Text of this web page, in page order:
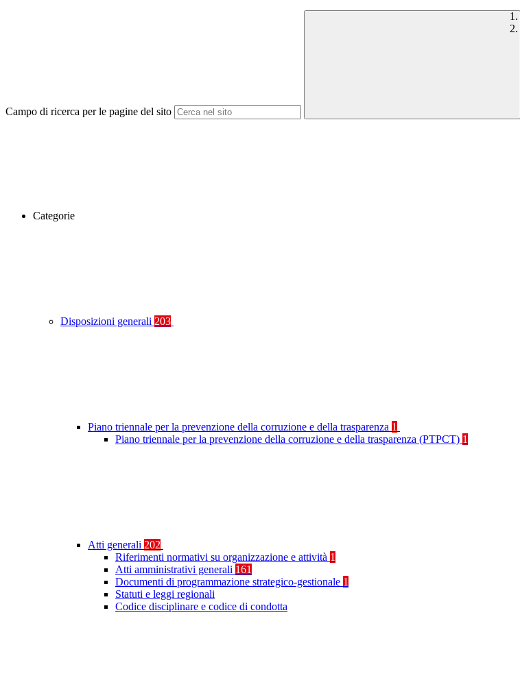
Campo di ricerca per le pagine del sito
Categorie
Disposizioni generali 203
Piano triennale per la prevenzione della corruzione e della trasparenza 1
Piano triennale per la prevenzione della corruzione e della trasparenza (PTPCT) 1
Atti generali 202
Riferimenti normativi su organizzazione e attività 1
Atti amministrativi generali 161
Documenti di programmazione strategico-gestionale 1
Statuti e leggi regionali
Codice disciplinare e codice di condotta